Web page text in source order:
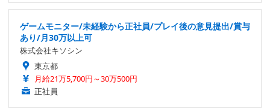
ゲームモニター/未経験から正社員/プレイ後の意見提出/賞与
あり/月30万以上可
株式会社キソシン
東京都
月給21万5,700円～30万500円
正社員